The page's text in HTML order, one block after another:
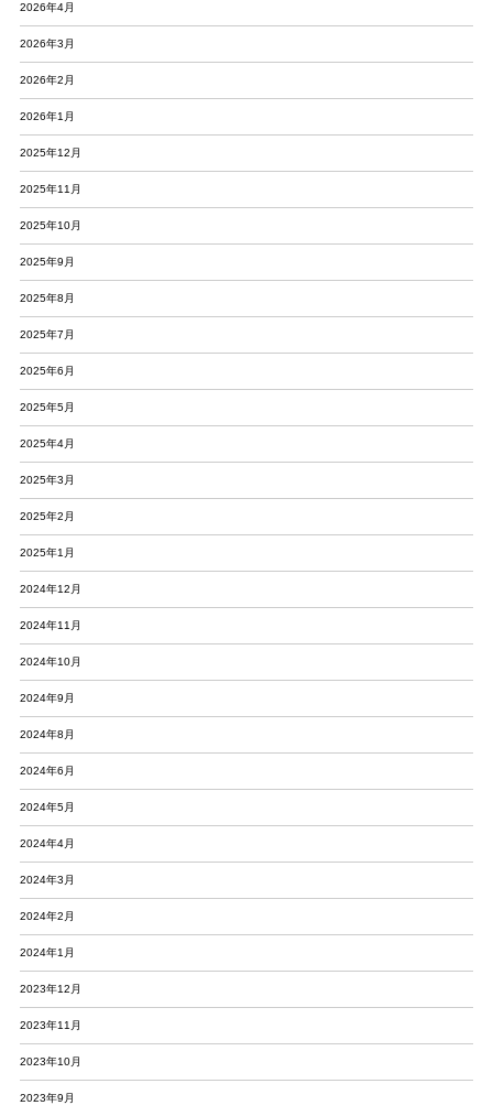
2026年4月
2026年3月
2026年2月
2026年1月
2025年12月
2025年11月
2025年10月
2025年9月
2025年8月
2025年7月
2025年6月
2025年5月
2025年4月
2025年3月
2025年2月
2025年1月
2024年12月
2024年11月
2024年10月
2024年9月
2024年8月
2024年6月
2024年5月
2024年4月
2024年3月
2024年2月
2024年1月
2023年12月
2023年11月
2023年10月
2023年9月